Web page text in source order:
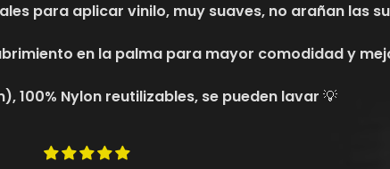
para aplicar vinilo, muy suaves, no arañan las
en la palma para mayor comodidad y
100% Nylon reutilizables, se pueden lavar 💡